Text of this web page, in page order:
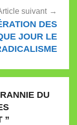
suivant
DES
JOUR LE
DU
”